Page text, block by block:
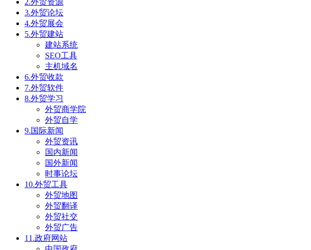
2.外贸资源
3.外贸论坛
4.外贸展会
5.外贸建站
建站系统
SEO工具
主机域名
6.外贸收款
7.外贸软件
8.外贸学习
外贸商学院
外贸自学
9.国际新闻
外贸资讯
国内新闻
国外新闻
时事论坛
10.外贸工具
外贸地图
外贸翻译
外贸社交
外贸广告
11.政府网站